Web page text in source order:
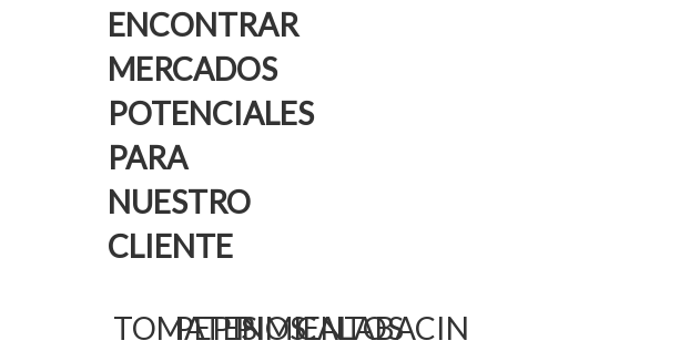
ENCONTRAR
MERCADOS
POTENCIALES
PARA
NUESTRO
CLIENTE
TOMATES
PEPINOS
PIMIENTOS
CALABACIN